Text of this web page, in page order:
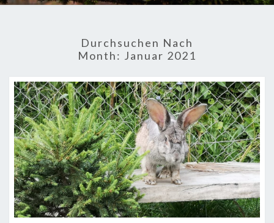
Durchsuchen Nach
Month: Januar 2021